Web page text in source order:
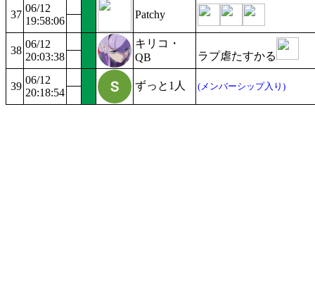
37
06/12
19:58:06
Patchy
38
06/12
20:03:38
キリコ・
QB
ラプ虐たすかる
39
06/12
20:18:54
ずっと1人 (メンバーシップ入り)